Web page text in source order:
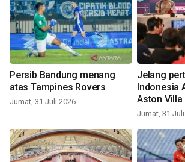
Persib Bandung menang
atas Tampines Rovers
Jumat, 31 Juli 2026
Jelang
Indonesia
Aston Villa
Jumat, 31